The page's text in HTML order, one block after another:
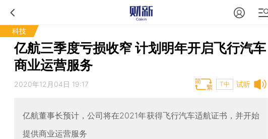
科技
亿航三季度亏损收窄 计划明年开启飞行汽车
商业运营服务
试听
2020年12月04日 19:17 T中
亿航董事长预计，公司将在2021年获得飞行汽车适航证书，并开始
提供商业运营服务